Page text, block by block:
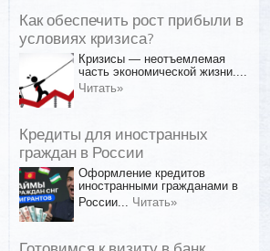
Как обеспечить рост прибыли в
условиях кризиса?
Кризисы — неотъемлемая
часть экономической жизни....
Читать»
Кредиты для иностранных
граждан в России
Оформление кредитов
иностранными гражданами в
России... Читать»